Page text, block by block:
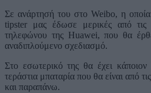
Σε ανάρτησή του στο Weibo, η οποία
tipster μας έδωσε μερικές από τις
τηλεφώνου της Huawei, που θα
αναδιπλούμενο σχεδιασμό.
Στο εσωτερικό της θα έχει
τεράστια μπαταρία που θα είναι από
και παραπάνω.